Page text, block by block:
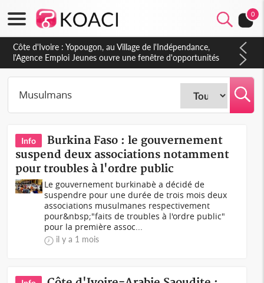
0
Côte d'Ivoire : CHU de Treichville, après la fronde, les agents
contractuels obtiennent un accord avec la direction sur les
arriérés du SMIG 2023
Info
Burkina Faso : le gouvernement
suspend deux associations notamment
pour troubles à l'ordre public
Le gouvernement burkinabè a décidé de
suspendre pour une durée de trois mois deux
associations musulmanes respectivement
pour&nbsp;"faits de troubles à l'ordre public"
pour la première assoc...
il y a 1 mois